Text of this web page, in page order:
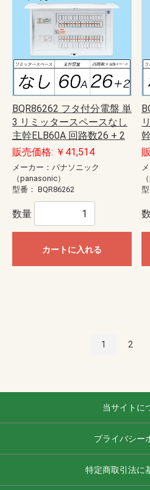
BQR86262 フタ付分電盤 単
3 リミッタースペースなし
主幹ELB60A 回路数26 + 2
販売価格: ￥41,514
メーカー：パナソニック
（panasonic）
型番： BQR86262
数量
カートに入れる
型
1 2
当サイトに
プライバシー
特定商取引法に